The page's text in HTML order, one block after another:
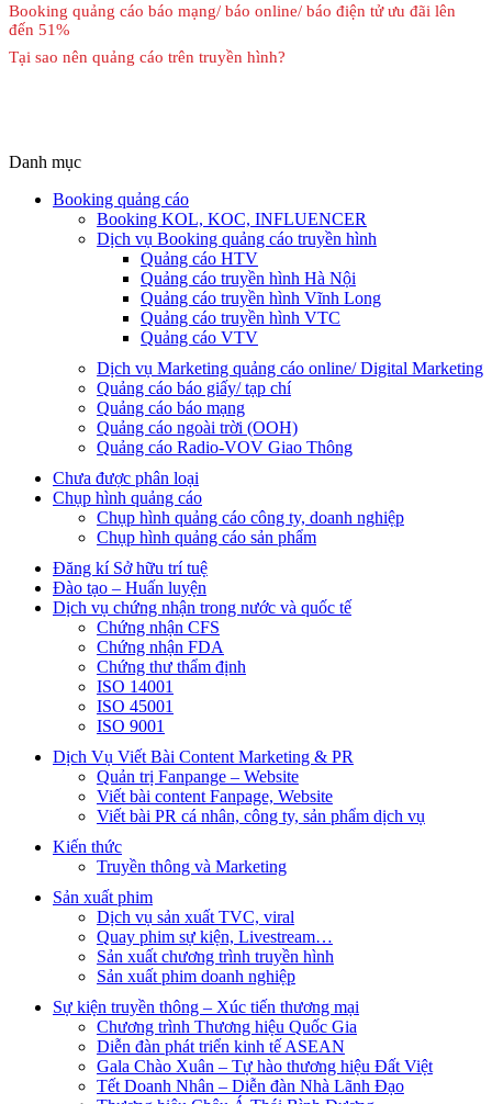
Booking quảng cáo báo mạng/ báo online/ báo điện tử ưu đãi lên
đến 51%
Tại sao nên quảng cáo trên truyền hình?
Danh mục
Booking quảng cáo
Booking KOL, KOC, INFLUENCER
Dịch vụ Booking quảng cáo truyền hình
Quảng cáo HTV
Quảng cáo truyền hình Hà Nội
Quảng cáo truyền hình Vĩnh Long
Quảng cáo truyền hình VTC
Quảng cáo VTV
Dịch vụ Marketing quảng cáo online/ Digital Marketing
Quảng cáo báo giấy/ tạp chí
Quảng cáo báo mạng
Quảng cáo ngoài trời (OOH)
Quảng cáo Radio-VOV Giao Thông
Chưa được phân loại
Chụp hình quảng cáo
Chụp hình quảng cáo công ty, doanh nghiệp
Chụp hình quảng cáo sản phẩm
Đăng kí Sở hữu trí tuệ
Đào tạo – Huấn luyện
Dịch vụ chứng nhận trong nước và quốc tế
Chứng nhận CFS
Chứng nhận FDA
Chứng thư thẩm định
ISO 14001
ISO 45001
ISO 9001
Dịch Vụ Viết Bài Content Marketing & PR
Quản trị Fanpange – Website
Viết bài content Fanpage, Website
Viết bài PR cá nhân, công ty, sản phẩm dịch vụ
Kiến thức
Truyền thông và Marketing
Sản xuất phim
Dịch vụ sản xuất TVC, viral
Quay phim sự kiện, Livestream…
Sản xuất chương trình truyền hình
Sản xuất phim doanh nghiệp
Sự kiện truyền thông – Xúc tiến thương mại
Chương trình Thương hiệu Quốc Gia
Diễn đàn phát triển kinh tế ASEAN
Gala Chào Xuân – Tự hào thương hiệu Đất Việt
Tết Doanh Nhân – Diễn đàn Nhà Lãnh Đạo